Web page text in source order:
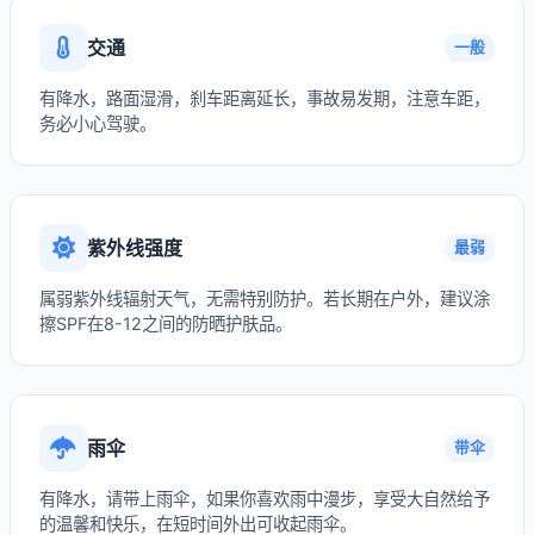
交通 一般
有降水，路面湿滑，刹车距离延长，事故易发期，注意车距，
务必小心驾驶。
紫外线强度 最弱
属弱紫外线辐射天气，无需特别防护。若长期在户外，建议涂
擦SPF在8-12之间的防晒护肤品。
雨伞 带伞
有降水，请带上雨伞，如果你喜欢雨中漫步，享受大自然给予
的温馨和快乐，在短时间外出可收起雨伞。